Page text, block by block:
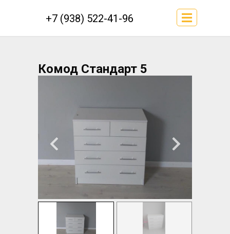
+7 (938) 522-41-96
Комод Стандарт 5